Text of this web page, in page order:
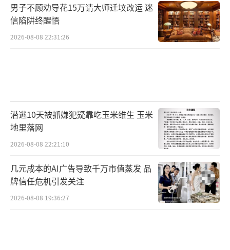
男子不顾劝导花15万请大师迁坟改运 迷
信陷阱终醒悟
2026-08-08 22:31:26
潜逃10天被抓嫌犯疑靠吃玉米维生 玉米
地里落网
2026-08-08 22:21:10
几元成本的AI广告导致千万市值蒸发 品
牌信任危机引发关注
2026-08-08 19:36:27